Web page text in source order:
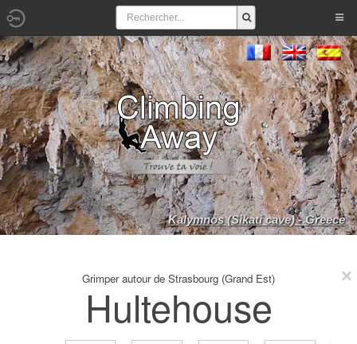
Kalymnos (Sikati cave) - Greece
Grimper autour de Strasbourg (Grand Est)
Hultehouse